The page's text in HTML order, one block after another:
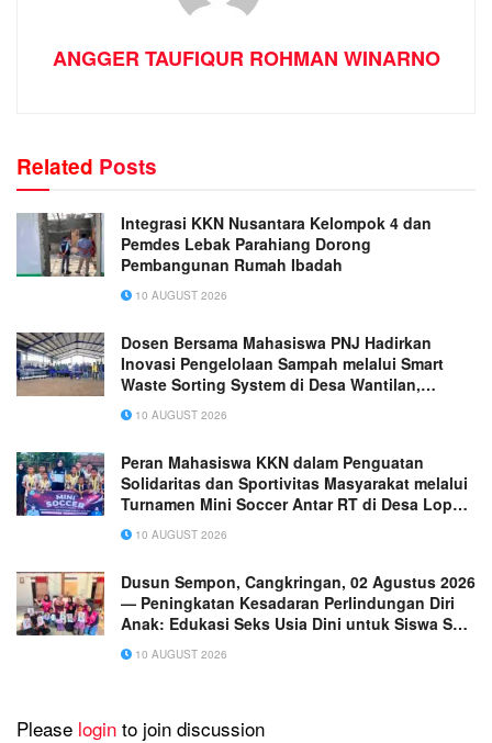
ANGGER TAUFIQUR ROHMAN WINARNO
Related Posts
Integrasi KKN Nusantara Kelompok 4 dan
Pemdes Lebak Parahiang Dorong
Pembangunan Rumah Ibadah
10 AUGUST 2026
Dosen Bersama Mahasiswa PNJ Hadirkan
Inovasi Pengelolaan Sampah melalui Smart
Waste Sorting System di Desa Wantilan,
Subang
10 AUGUST 2026
Peran Mahasiswa KKN dalam Penguatan
Solidaritas dan Sportivitas Masyarakat melalui
Turnamen Mini Soccer Antar RT di Desa Lopak
Aur10 AUGUST 2026
Dusun Sempon, Cangkringan, 02 Agustus 2026
— Peningkatan Kesadaran Perlindungan Diri
Anak: Edukasi Seks Usia Dini untuk Siswa SD
di Dusun Sempon
10 AUGUST 2026
Please login to join discussion